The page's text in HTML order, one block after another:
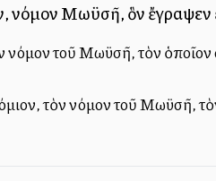
νόμον Μωϋσῆ, ὃν
τοῦ Μωϋσῆ, τὸν ὁποῖον
τὸν νόμον τοῦ Μωϋσῆ,